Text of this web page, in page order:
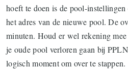
hoeft te doen is de pool-instellingen
het adres van de nieuwe pool. De
minuten. Houd er wel rekening
je oude pool verloren gaan bij
logisch moment om over te stappen.